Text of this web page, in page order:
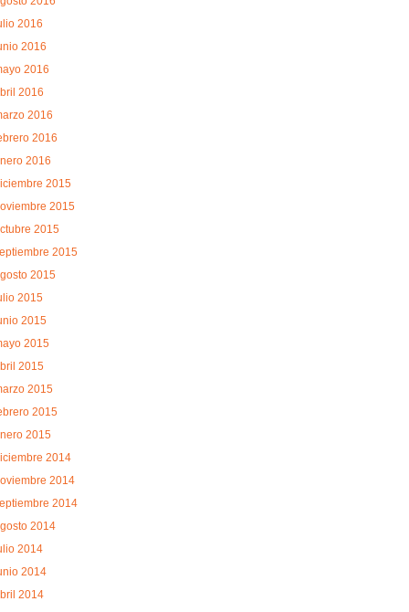
2016
2016
2016
2016
2016
2016
2016
2015
2015
2015
2015
2015
2015
2015
2015
2015
2015
2015
2015
2014
2014
2014
2014
2014
2014
2014